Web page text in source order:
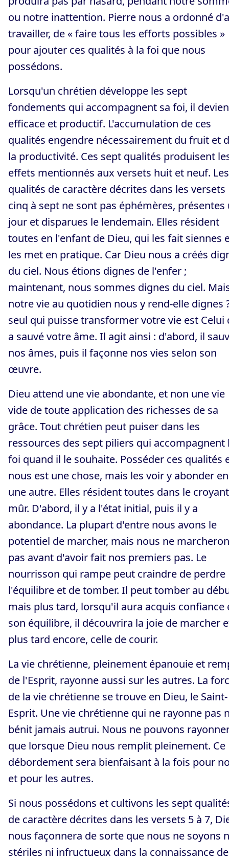
ou notre inattention. Pierre nous a ordonné
travailler, de « faire tous les efforts possibles »
pour ajouter ces qualités à la foi que nous
possédons.
Lorsqu'un chrétien développe les sept
fondements qui accompagnent sa foi, il
efficace et productif. L'accumulation de ces
qualités engendre nécessairement du fruit et
la productivité. Ces sept qualités produisent
effets mentionnés aux versets huit et neuf. Les
qualités de caractère décrites dans les versets
cinq à sept ne sont pas éphémères, présentes
jour et disparues le lendemain. Elles résident
toutes en l'enfant de Dieu, qui les fait siennes
les met en pratique. Car Dieu nous a créés
du ciel. Nous étions dignes de l'enfer ;
maintenant, nous sommes dignes du ciel.
notre vie au quotidien nous y rend-elle dignes
seul qui puisse transformer votre vie est Celui
a sauvé votre âme. Il agit ainsi : d'abord, il
nos âmes, puis il façonne nos vies selon son
œuvre.
Dieu attend une vie abondante, et non une vie
vide de toute application des richesses de sa
grâce. Tout chrétien peut puiser dans les
ressources des sept piliers qui accompagnent
foi quand il le souhaite. Posséder ces qualités
nous est une chose, mais les voir y abonder
une autre. Elles résident toutes dans le croyant
mûr. D'abord, il y a l'état initial, puis il y a
abondance. La plupart d'entre nous avons le
potentiel de marcher, mais nous ne
pas avant d'avoir fait nos premiers pas. Le
nourrisson qui rampe peut craindre de perdre
l'équilibre et de tomber. Il peut tomber au
mais plus tard, lorsqu'il aura acquis confiance
son équilibre, il découvrira la joie de marcher
plus tard encore, celle de courir.
La vie chrétienne, pleinement épanouie et
de l'Esprit, rayonne aussi sur les autres. La
de la vie chrétienne se trouve en Dieu, le Saint-
Esprit. Une vie chrétienne qui ne rayonne pas
bénit jamais autrui. Nous ne pouvons
que lorsque Dieu nous remplit pleinement. Ce
débordement sera bienfaisant à la fois pour
et pour les autres.
Si nous possédons et cultivons les sept
de caractère décrites dans les versets 5 à 7,
nous façonnera de sorte que nous ne soyons
stériles ni infructueux dans la connaissance de